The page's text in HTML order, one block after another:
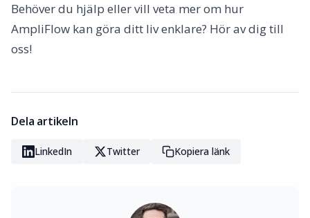
Behöver du hjälp eller vill veta mer om hur
AmpliFlow kan göra ditt liv enklare? Hör av dig till
oss!
Dela artikeln
LinkedIn Twitter Kopiera länk